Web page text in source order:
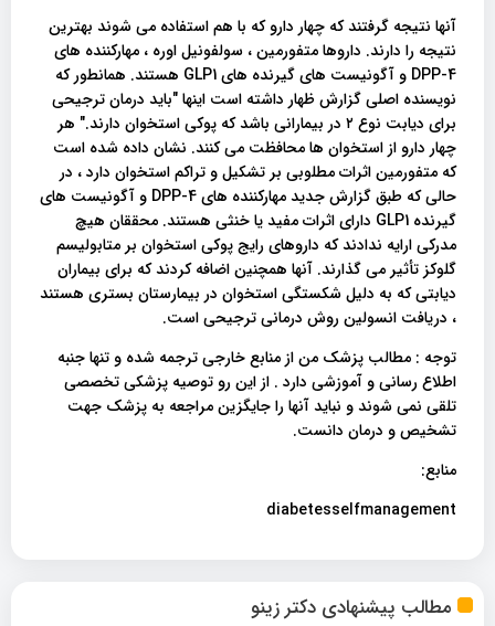
مطالب پیشنهادی دکتر زینو
آنها نتیجه گرفتند که چهار دارو که با هم استفاده می شوند بهترین
نتیجه را دارند. داروها متفورمین ، سولفونیل اوره ، مهارکننده های
DPP-4 و آگونیست های گیرنده های GLP1 هستند. همانطور که
نویسنده اصلی گزارش ظهار داشته است اینها "باید درمان ترجیحی
برای دیابت نوع ۲ در بیمارانی باشد که پوکی استخوان دارند." هر
چهار دارو از استخوان ها محافظت می کنند. نشان داده شده است
که متفورمین اثرات مطلوبی بر تشکیل و تراکم استخوان دارد ، در
حالی که طبق گزارش جدید مهارکننده های DPP-4 و آگونیست های
گیرنده GLP1 دارای اثرات مفید یا خنثی هستند. محققان هیچ
مدرکی ارایه ندادند که داروهای رایج پوکی استخوان بر متابولیسم
گلوکز تأثیر می گذارند. آنها همچنین اضافه کردند که برای بیماران
دیابتی که به دلیل شکستگی استخوان در بیمارستان بستری هستند
، دریافت انسولین روش درمانی ترجیحی است.
توجه : مطالب پزشک من از منابع خارجی ترجمه شده و تنها جنبه
اطلاع رسانی و آموزشی دارد . از این رو توصیه پزشکی تخصصی
تلقی نمی شوند و نباید آنها را جایگزین مراجعه به پزشک جهت
تشخیص و درمان دانست.
منابع:
diabetesselfmanagement